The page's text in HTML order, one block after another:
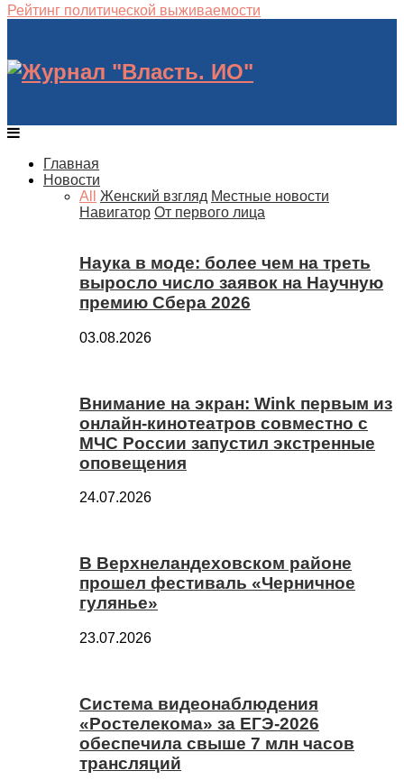
Рейтинг политической выживаемости
Главная
Новости
All
Женский взгляд Местные новости
Навигатор От первого лица
Наука в моде: более чем на треть
выросло число заявок на Научную
премию Сбера 2026
03.08.2026
Внимание на экран: Wink первым из
онлайн-кинотеатров совместно с
МЧС России запустил экстренные
оповещения
24.07.2026
В Верхнеландеховском районе
прошел фестиваль «Черничное
гулянье»
23.07.2026
Система видеонаблюдения
«Ростелекома» за ЕГЭ-2026
обеспечила свыше 7 млн часов
трансляций